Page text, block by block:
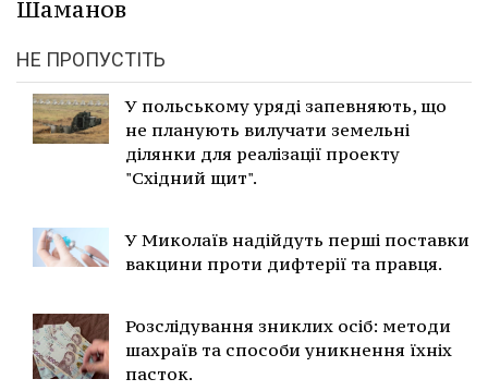
Шаманов
НЕ ПРОПУСТІТЬ
У польському уряді запевняють, що
не планують вилучати земельні
ділянки для реалізації проекту
"Східний щит".
У Миколаїв надійдуть перші поставки
вакцини проти дифтерії та правця.
Розслідування зниклих осіб: методи
шахраїв та способи уникнення їхніх
пасток.